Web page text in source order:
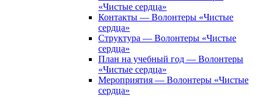
«Чистые сердца»
Контакты — Волонтеры «Чистые
сердца»
Структура — Волонтеры «Чистые
сердца»
План на учебный год — Волонтеры
«Чистые сердца»
Мероприятия — Волонтеры «Чистые
сердца»